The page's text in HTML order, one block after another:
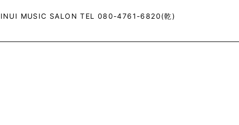
INUI MUSIC SALON TEL 080-4761-6820(乾)